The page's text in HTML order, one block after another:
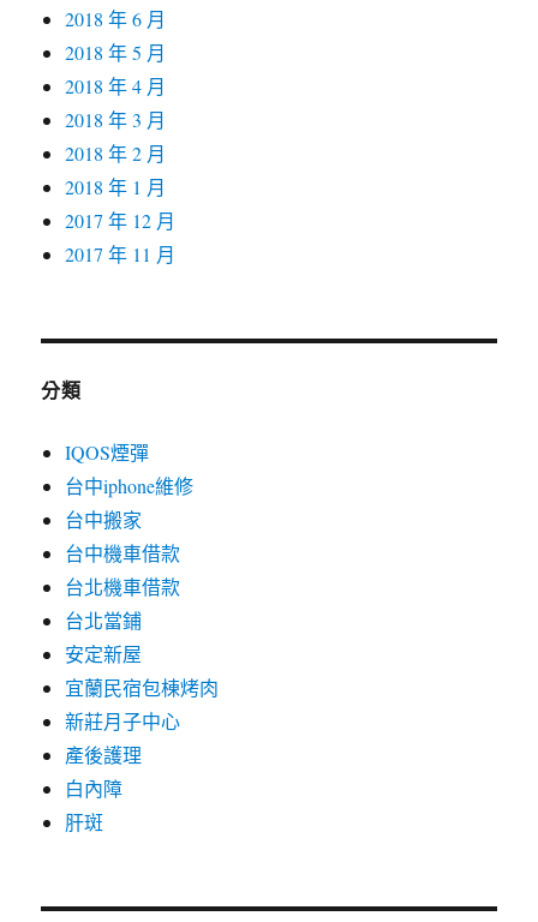
2018 年 6 月
2018 年 5 月
2018 年 4 月
2018 年 3 月
2018 年 2 月
2018 年 1 月
2017 年 12 月
2017 年 11 月
分類
IQOS煙彈
台中iphone維修
台中搬家
台中機車借款
台北機車借款
台北當鋪
安定新屋
宜蘭民宿包棟烤肉
新莊月子中心
產後護理
白內障
肝斑